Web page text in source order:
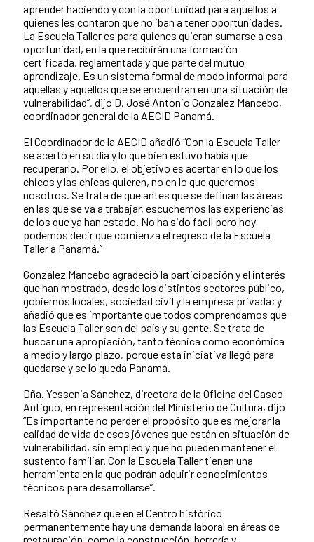
aprender haciendo y con la oportunidad para aquellos a
quienes les contaron que no iban a tener oportunidades.
La Escuela Taller es para quienes quieran sumarse a esa
oportunidad, en la que recibirán una formación
certificada, reglamentada y que parte del mutuo
aprendizaje. Es un sistema formal de modo informal para
aquellas y aquellos que se encuentran en una situación de
vulnerabilidad”, dijo D. José Antonio González Mancebo,
coordinador general de la AECID Panamá.
El Coordinador de la AECID añadió “Con la Escuela Taller
se acertó en su día y lo que bien estuvo había que
recuperarlo. Por ello, el objetivo es acertar en lo que los
chicos y las chicas quieren, no en lo que queremos
nosotros. Se trata de que antes que se definan las áreas
en las que se va a trabajar, escuchemos las experiencias
de los que ya han estado. No ha sido fácil pero hoy
podemos decir que comienza el regreso de la Escuela
Taller a Panamá.”
González Mancebo agradeció la participación y el interés
que han mostrado, desde los distintos sectores público,
gobiernos locales, sociedad civil y la empresa privada; y
añadió que es importante que todos comprendamos que
las Escuela Taller son del país y su gente. Se trata de
buscar una apropiación, tanto técnica como económica
a medio y largo plazo, porque esta iniciativa llegó para
quedarse y se lo queda Panamá.
Dña. Yessenia Sánchez, directora de la Oficina del Casco
Antiguo, en representación del Ministerio de Cultura, dijo
“Es importante no perder el propósito que es mejorar la
calidad de vida de esos jóvenes que están en situación de
vulnerabilidad, sin empleo y que no pueden mantener el
sustento familiar. Con la Escuela Taller tienen una
herramienta en la que podrán adquirir conocimientos
técnicos para desarrollarse”.
Resaltó Sánchez que en el Centro histórico
permanentemente hay una demanda laboral en áreas de